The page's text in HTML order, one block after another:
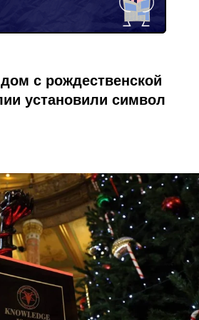
с рождественской
установили символ